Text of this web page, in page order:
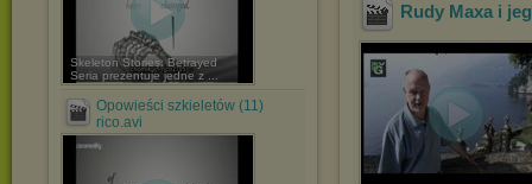
Skeleton Stories: Betrayed
Seria prezentuje jedne z ...
Opowieści szkieletów (11)
rico.avi
Rudy Maxa i